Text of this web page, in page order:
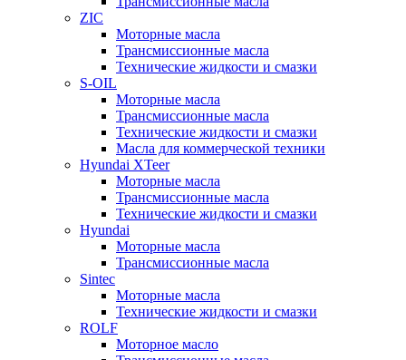
ZIC
Моторные масла
Трансмиссионные масла
Технические жидкости и смазки
S-OIL
Моторные масла
Трансмиссионные масла
Технические жидкости и смазки
Масла для коммерческой техники
Hyundai XTeer
Моторные масла
Трансмиссионные масла
Технические жидкости и смазки
Hyundai
Моторные масла
Трансмиссионные масла
Sintec
Моторные масла
Технические жидкости и смазки
ROLF
Моторное масло